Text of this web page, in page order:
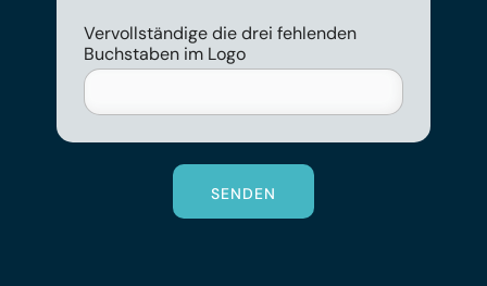
Vervollständige die drei fehlenden
Buchstaben im Logo
SENDEN